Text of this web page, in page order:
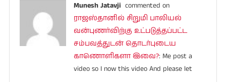
Munesh Jatavji commented on
ராஜஸ்தானில் சிறுமி பாலியல்
வன்புணர்விற்கு உட்படுத்தப்பட்ட
சம்பவத்துடன் தொடர்புடைய
காணொளிகளா இவை?: Me post a
video so I now this video And please let